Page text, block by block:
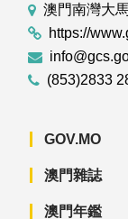
澳門南灣大
https://
(853)2833
GOV.MO
澳門雜誌
澳門年鑑